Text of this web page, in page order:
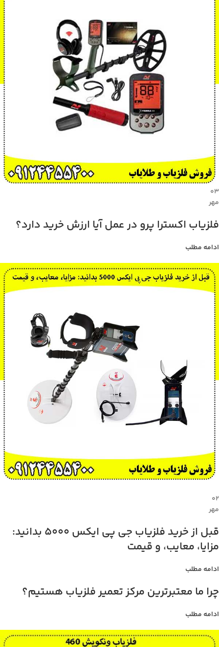
۰۳
مهر
فلزیاب اکسترا پرو در عمل آیا ارزش خرید دارد؟
ادامه مطلب
۰۲
مهر
قبل از خرید فلزیاب جی پی ایکس 5000 بدانید:
مزایا، معایب، و قیمت
ادامه مطلب
چرا ما معتبرترین مرکز تعمیر فلزیاب هستیم؟
ادامه مطلب